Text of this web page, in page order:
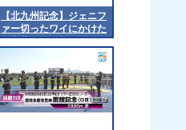
【北九州記念】ジェニフ
ァー切ったワイにかけた
い言葉 他